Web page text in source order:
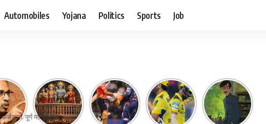
Automobiles Yojana Politics Sports Job
करा. पूर्ण माहिती वाचा